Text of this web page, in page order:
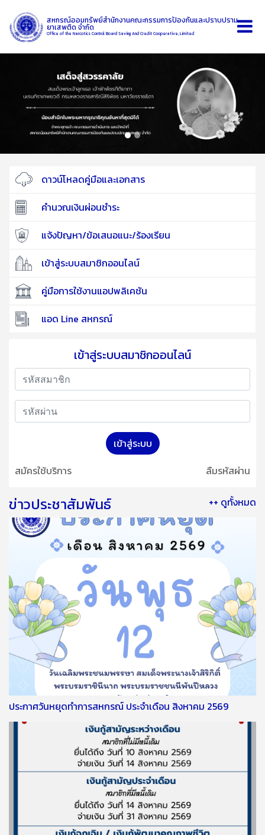
สหกรณ์ออมทรัพย์สำนักงานคณะกรรมการป้องกันและปราบปราม
ยาเสพติด จำกัด
Office of the Narcotics Control Board Saving And Credit Cooperative, Limited
ดาวน์โหลดคู่มือและเอกสาร
คำนวณเงินผ่อนชำระ
แจ้งปัญหา/ข้อเสนอแนะ/ร้องเรียน
เข้าสู่ระบบสมาชิกออนไลน์
คู่มือการใช้งานแอปพลิเคชัน
แอด Line สหกรณ์
เข้าสู่ระบบสมาชิกออนไลน์
เข้าสู่ระบบ
สมัครใช้บริการ
ลืมรหัสผ่าน
ข่าวประชาสัมพันธ์ ++ ดูทั้งหมด
ประกาศวันหยุดทำการสหกรณ์ ประจำเดือน สิงหาคม 2569